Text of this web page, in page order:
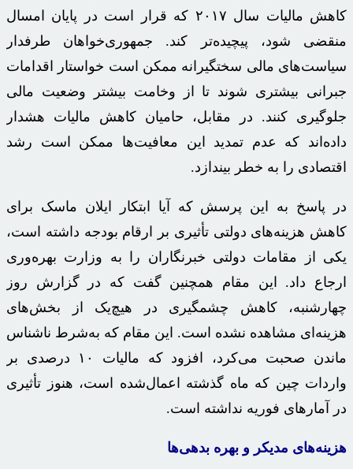
کاهش مالیات سال ۲۰۱۷ که قرار است در پایان امسال
منقضی شود، پیچیده‌تر کند. جمهوری‌خواهان طرفدار
سیاست‌های مالی سختگیرانه ممکن است خواستار اقدامات
جبرانی بیشتری شوند تا از وخامت بیشتر وضعیت مالی
جلوگیری کنند. در مقابل، حامیان کاهش مالیات هشدار
داده‌اند که عدم تمدید این معافیت‌ها ممکن است رشد
اقتصادی را به خطر بیندازد.
در پاسخ به این پرسش که آیا ابتکار ایلان ماسک برای
کاهش هزینه‌های دولتی تأثیری بر ارقام بودجه داشته است،
یکی از مقامات دولتی خبرنگاران را به وزارت بهره‌وری
ارجاع داد. این مقام همچنین گفت که در گزارش روز
چهارشنبه، کاهش چشمگیری در هیچ‌یک از بخش‌های
هزینه‌ای مشاهده نشده است. این مقام که به‌شرط ناشناس
ماندن صحبت می‌کرد، افزود که مالیات ۱۰ درصدی بر
واردات چین که ماه گذشته اعمال‌شده است، هنوز تأثیری
در آمارهای فوریه نداشته است.
هزینه‌های مدیکر و بهره بدهی‌ها